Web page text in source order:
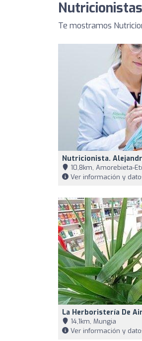
Te mostramos
Nutricionista.
10,8km, Amorebieta-
Ver información y
La Herboristería De
14,1km, Mungia
Ver información y